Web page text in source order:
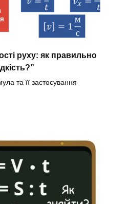
руху: як правильно
та її застосування